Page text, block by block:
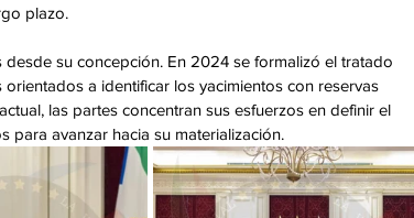
plazo.
su concepción. En 2024 se formalizó el tratado
a identificar los yacimientos con reservas
las partes concentran sus esfuerzos en definir el
para avanzar hacia su materialización.